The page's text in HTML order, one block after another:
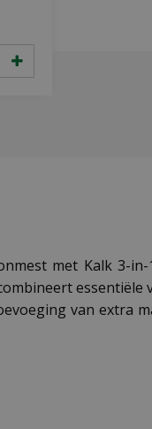
met Kalk 3-
van extra